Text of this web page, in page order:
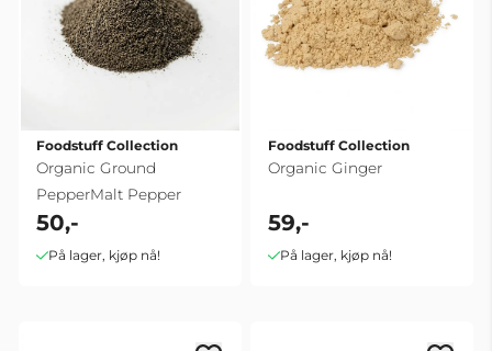
Foodstuff Collection
Organic Ground
PepperMalt Pepper
50,-
På lager, kjøp nå!
Foodstuff Collection
Organic Ginger
59,-
På lager, kjøp nå!